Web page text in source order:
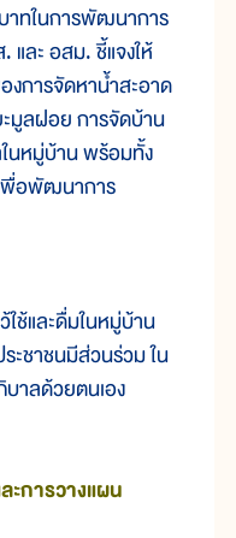
ทในการพัฒนาการ
และ อสม. ชี้แจงให้
การจัดหาน้ำสะอาด
มูลฝอย การจัดบ้าน
ในหมู่บ้าน พร้อมทั้ง
พื่อพัฒนาการ
ใช้และดื่มในหมู่บ้าน
ะชาชนมีส่วนร่วม ใน
าลด้วยตนเอง
ะการวางแผน